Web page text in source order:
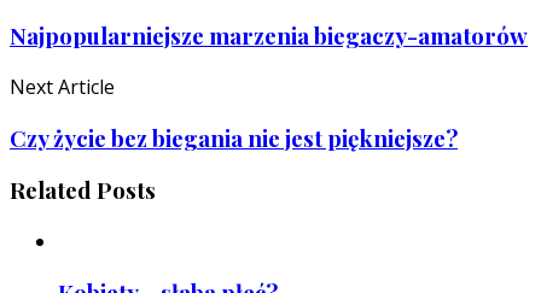
Najpopularniejsze marzenia biegaczy-amatorów
Next Article
Czy życie bez biegania nie jest piękniejsze?
Related Posts